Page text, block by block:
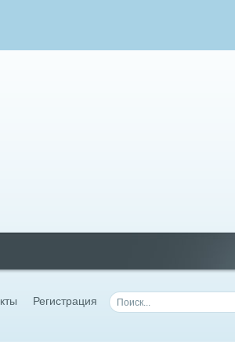
Регистрация